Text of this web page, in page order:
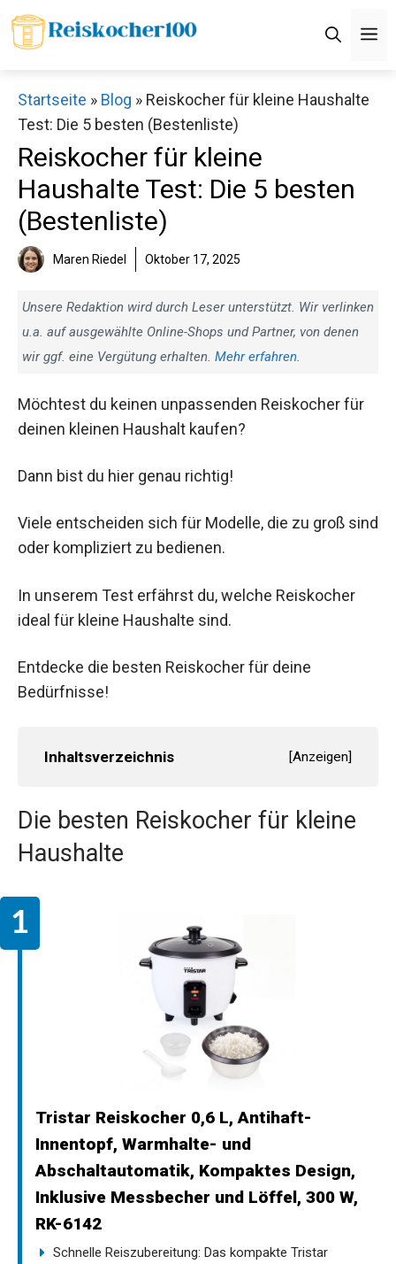
Zum
Inhalt
Startseite » Blog » Reiskocher für kleine Haushalte
Test: Die 5 besten (Bestenliste)
Reiskocher für kleine
Haushalte Test: Die 5 besten
(Bestenliste)
Maren Riedel Oktober 17, 2025
Unsere Redaktion wird durch Leser unterstützt. Wir verlinken
u.a. auf ausgewählte Online-Shops und Partner, von denen
wir ggf. eine Vergütung erhalten. Mehr erfahren.
Möchtest du keinen unpassenden Reiskocher für
deinen kleinen Haushalt kaufen?
Dann bist du hier genau richtig!
Viele entscheiden sich für Modelle, die zu groß sind
oder kompliziert zu bedienen.
In unserem Test erfährst du, welche Reiskocher
ideal für kleine Haushalte sind.
Entdecke die besten Reiskocher für deine
Bedürfnisse!
Inhaltsverzeichnis [Anzeigen]
Die besten Reiskocher für kleine
Haushalte
Tristar Reiskocher 0,6 L, Antihaft-
Innentopf, Warmhalte- und
Abschaltautomatik, Kompaktes Design,
Inklusive Messbecher und Löffel, 300 W,
RK-6142
Schnelle Reiszubereitung: Das kompakte Tristar